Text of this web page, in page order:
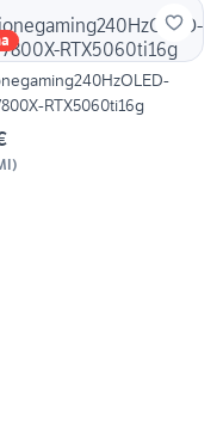
RTX5060ti16g
)